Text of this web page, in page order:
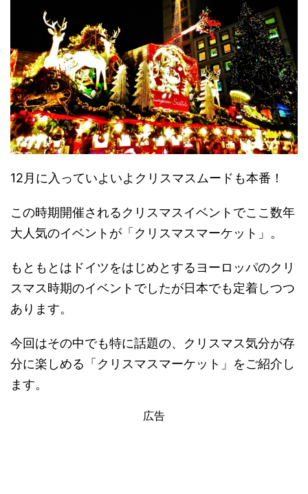
12月に入っていよいよクリスマスムードも本番！
この時期開催されるクリスマスイベントでここ数年
大人気のイベントが「クリスマスマーケット」。
もともとはドイツをはじめとするヨーロッパのクリ
スマス時期のイベントでしたが日本でも定着しつつ
あります。
今回はその中でも特に話題の、クリスマス気分が存
分に楽しめる「クリスマスマーケット」をご紹介し
ます。
広告